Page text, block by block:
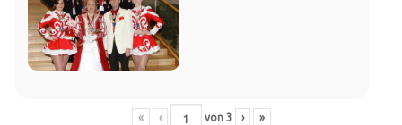
« ‹ von 3 › »